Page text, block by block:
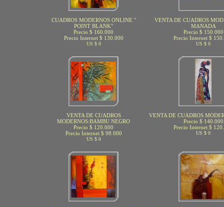
CUADROS MODERNOS ONLINE "
POINT BLANK"
Precio $ 160.000
Precio Internet $ 130.000
US $ 0
VENTA DE CUADROS
MANADA
Precio $ 150.000
Precio Internet $
US $ 0
VENTA DE CUADROS
MODERNOS:BAMBU NEGRO
Precio $ 120.000
Precio Internet $ 98.000
US $ 0
VENTA DE CUADROS
Precio $ 140.000
Precio Internet $
US $ 0